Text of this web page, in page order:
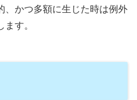
、かつ多額に生じた時は例外
す。